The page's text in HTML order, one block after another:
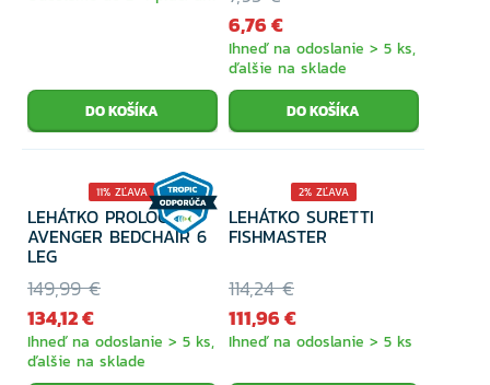
6,76 €
Ihneď na odoslanie > 5 ks,
ďalšie na sklade
11% ZĽAVA
LEHÁTKO PROLOGIC
AVENGER BEDCHAIR 6
LEG
149,99 €
134,12 €
Ihneď na odoslanie > 5 ks,
ďalšie na sklade
2% ZĽAVA
LEHÁTKO SURETTI
FISHMASTER
114,24 €
111,96 €
Ihneď na odoslanie > 5 ks